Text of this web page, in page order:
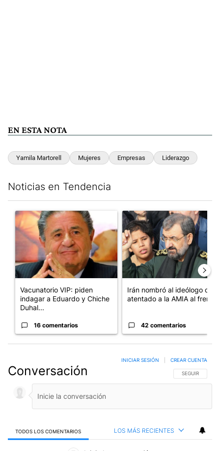
EN ESTA NOTA
Yamila Martorell Mujeres Empresas Liderazgo
Noticias en Tendencia
Un artículo de tendencia con el título "Vacunatorio VIP: piden
Vacunatorio VIP: piden
indagar a Eduardo y Chiche
Duhal...
16 comentarios
Un artículo de tendencia con
Irán nombró al ideólogo del
atentado a la AMIA al frent...
42 comentarios
Conversación SIGA ESTA
SEGUIR
INICIAR SESIÓN CREAR CUENTA
TODOS LOS COMENTARIOS LOS MÁS RECIENTES
Todos los comentarios